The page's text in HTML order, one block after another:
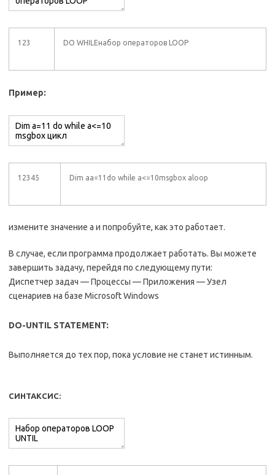
123 DO WHILEнабор операторов LOOP
Пример:
12345 Dim aa=11do while a<=10msgbox aloop
измените значение a и попробуйте, как это работает.
В случае, если программа продолжает работать. Вы можете
завершить задачу, перейдя по следующему пути:
Диспетчер задач — Процессы — Приложения — Узел
сценариев на базе Microsoft Windows
DO-UNTIL STATEMENT:
Выполняется до тех пор, пока условие не станет истинным.
СИНТАКСИС: